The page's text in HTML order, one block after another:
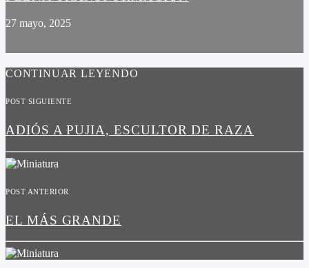
27 mayo, 2025
CONTINUAR LEYENDO
POST SIGUIENTE
ADIÓS A PUJIA, ESCULTOR DE RAZA
POST ANTERIOR
EL MÁS GRANDE